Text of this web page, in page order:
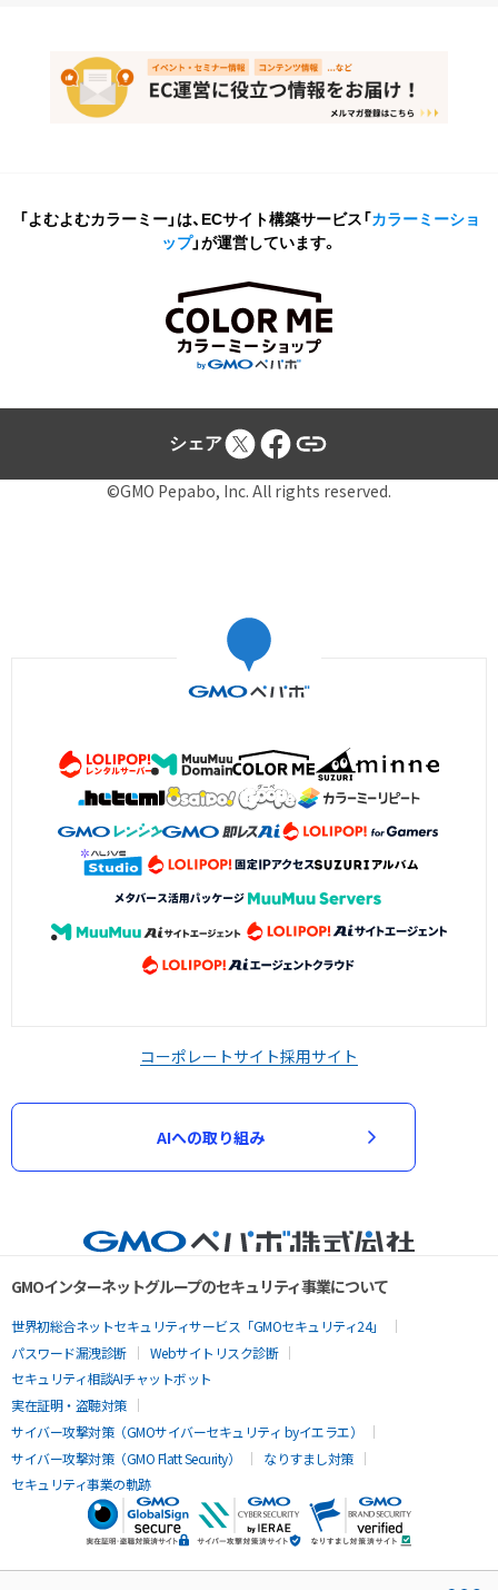
「よむよむカラーミー」は、ECサイト構築サービス「カラーミーショ
ップ」が運営しています。
シェア
©GMO Pepabo, Inc. All rights reserved.
コーポレートサイト採用サイト
AIへの取り組み
GMOインターネットグループのセキュリティ事業について
世界初総合ネットセキュリティサービス「GMOセキュリティ24」
パスワード漏洩診断
Webサイトリスク診断
セキュリティ相談AIチャットボット
実在証明・盗聴対策
サイバー攻撃対策（GMOサイバーセキュリティ byイエラエ）
サイバー攻撃対策（GMO Flatt Security）
なりすまし対策
セキュリティ事業の軌跡